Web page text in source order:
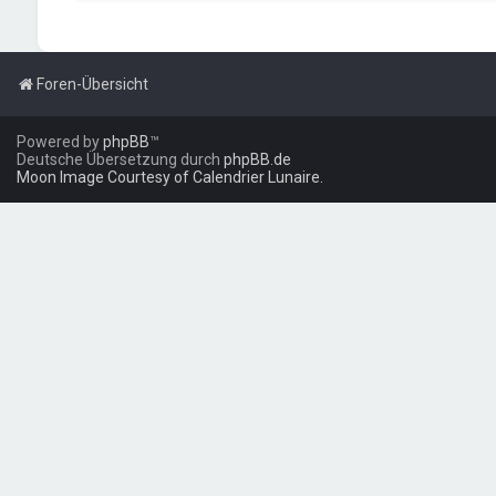
Foren-Übersicht
Powered byphpBB™
Deutsche Übersetzung durch phpBB.de
Moon Image Courtesy of Calendrier Lunaire.